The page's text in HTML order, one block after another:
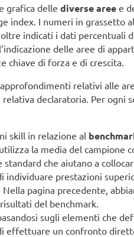
grafica delle diverse areee
index. I numeri in grassetto
indicati i dati percentuali
delle aree di
chiave di forza e di crescita.
relativi alle
declaratoria. Per ogni
skill in relazione al
la media del campione
che aiutano a
individuare prestazioni
pagina precedente,
del benchmark.
sugli elementi che
effettuare un confronto